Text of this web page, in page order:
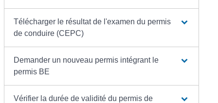
Télécharger le résultat de l'examen du permis
de conduire (CEPC)
Demander un nouveau permis intégrant le
permis BE
Vérifier la durée de validité du permis de